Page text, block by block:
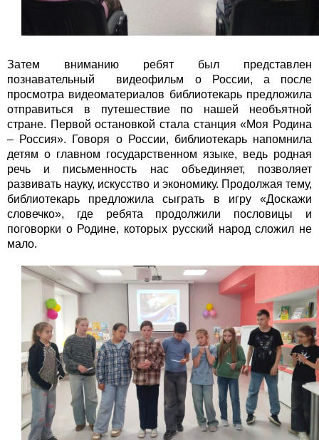
Затем вниманию ребят был представлен
познавательный видеофильм о России, а после
просмотра видеоматериалов библиотекарь предложила
отправиться в путешествие по нашей необъятной
стране. Первой остановкой стала станция «Моя Родина
– Россия». Говоря о России, библиотекарь напомнила
детям о главном государственном языке, ведь родная
речь и письменность нас объединяет, позволяет
развивать науку, искусство и экономику. Продолжая тему,
библиотекарь предложила сыграть в игру «Доскажи
словечко», где ребята продолжили пословицы и
поговорки о Родине, которых русский народ сложил не
мало.